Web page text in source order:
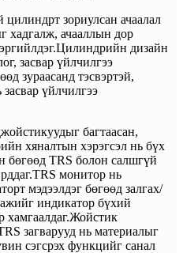
цилиндрт зориулсан ачаалал
хадгалж, ачааллын дор
дизайн
засвар үйлчилгээ
зураасанд тэсвэртэй,
засвар үйлчилгээ
багтаасан,
хяналтын хэрэгсэл нь бүх
бөгөөд TRS болон салшгүй
монитор нь
мэдээлдэг бөгөөд залгах/
индикатор бүхий
хамгаалдаг.Жойстик
загварууд нь материалыг
сэгсрэх функцийг санал